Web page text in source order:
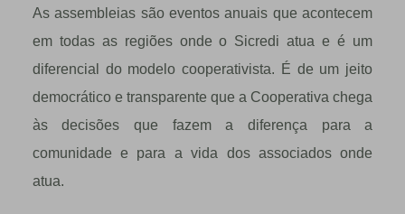
As assembleias são eventos anuais que acontecem
em todas as regiões onde o Sicredi atua e é um
diferencial do modelo cooperativista. É de um jeito
democrático e transparente que a Cooperativa chega
às decisões que fazem a diferença para a
comunidade e para a vida dos associados onde
atua.